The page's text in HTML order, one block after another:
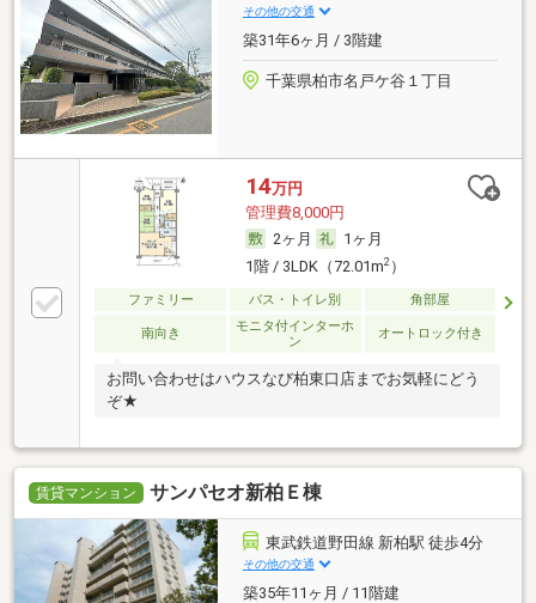
その他の交通
築31年6ヶ月 / 3階建
千葉県柏市名戸ケ谷１丁目
14万円
管理費8,000円
2ヶ月
1ヶ月
1階 / 3LDK（72.01m2）
ファミリー バス・トイレ別 角部屋
南向き
モニタ付インターホ
ン
オートロック付き
お問い合わせはハウスなび柏東口店までお気軽にどう
ぞ★
賃貸マンション サンパセオ新柏Ｅ棟
東武鉄道野田線 新柏駅 徒歩4分
その他の交通
築35年11ヶ月 / 11階建